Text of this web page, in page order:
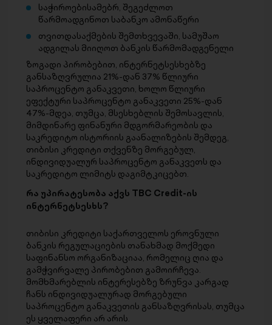
საჭიროებისამებრ, შეგეძლოთ
წარმოადგინოთ საბანკო ამონაწერი
თვითდასაქმების შემთხვევაში, სამუშაო
ადგილას მიიღოთ ბანკის წარმომადგენელი
ზოგადი პირობებით, ინტერნეტსესხებზე
განსაზღვრულია 21%-დან 37% წლიური
საპროცენტო განაკვეთი, ხოლო წლიური
ეფექტური საპროცენტო განაკვეთი 25%-დან
47%-მდეა, თუმცა, მსესხებლის შემოსავლის,
მიმდინარე ფინანური მდგორმარეობის და
საკრედიტო ისტორიის გაანალიზების შემდეგ,
თიბისი კრედიტი თქვენზე მორგებულ,
ინდივიდუალურ საპროცენტო განაკვეთს და
საკრედიტო ლიმიტს დაგიმტკიცებთ.
რა უპირატესობა აქვს TBC Credit-ის
ინტერნეტსესხს?
თიბისი კრედიტი საქართველოს ეროვნული
ბანკის რეგულაციების თანახმად მოქმედი
საფინანსო ორგანიზაციაა, რომელიც ღია და
გამჭვირვალე პირობებით გამოირჩევა.
მომხმარებლის ინტერესებზე ზრუნვა კარგად
ჩანს ინდივიდუალურად მორგებული
საპროცენტო განაკვეთის განსაზღვრისას, თუმცა
ეს ყველაფერი არ არის.